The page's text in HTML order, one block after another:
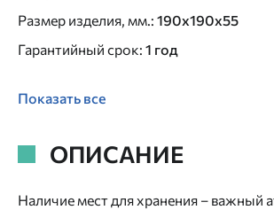
Размер изделия, мм.: 190х190х55
Гарантийный срок: 1 год
Показать все
ОПИСАНИЕ
Наличие мест для хранения – важный